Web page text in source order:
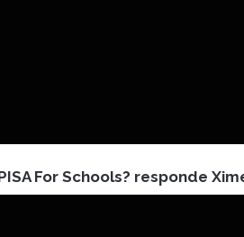
For Schools? responde